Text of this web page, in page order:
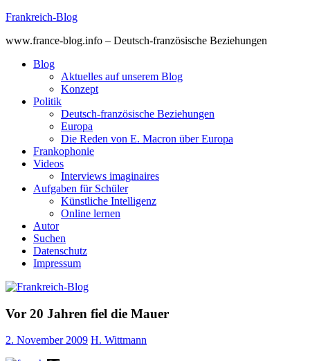
Skip
content
Frankreich-Blog
www.france-blog.info – Deutsch-französische Beziehungen
Blog
Aktuelles auf unserem Blog
Konzept
Politik
Deutsch-französische Beziehungen
Europa
Die Reden von E. Macron über Europa
Frankophonie
Videos
Interviews imaginaires
Aufgaben für Schüler
Künstliche Intelligenz
Online lernen
Autor
Suchen
Datenschutz
Impressum
Vor 20 Jahren fiel die Mauer
2. November 2009 H. Wittmann